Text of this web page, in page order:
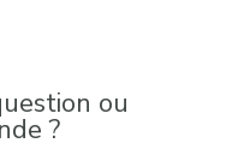
ou
?